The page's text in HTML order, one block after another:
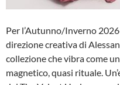
Per l’Autunno/Inverno
direzione creativa di
collezione che vibra come
magnetico, quasi rituale.